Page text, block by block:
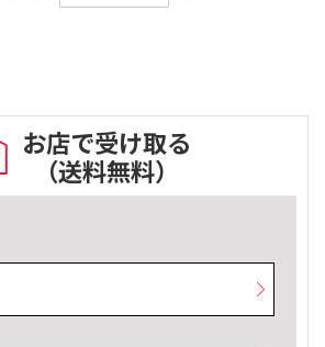
お店で受け取る
（送料無料）